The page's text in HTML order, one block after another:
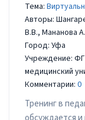
Тема:
Авторы:
В.В., Мананова
Город: Уфа
Учреждение:
медицинский
Комментарии: 0
Тренинг в